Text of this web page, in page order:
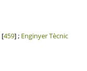
[459] ; Enginyer Tècnic